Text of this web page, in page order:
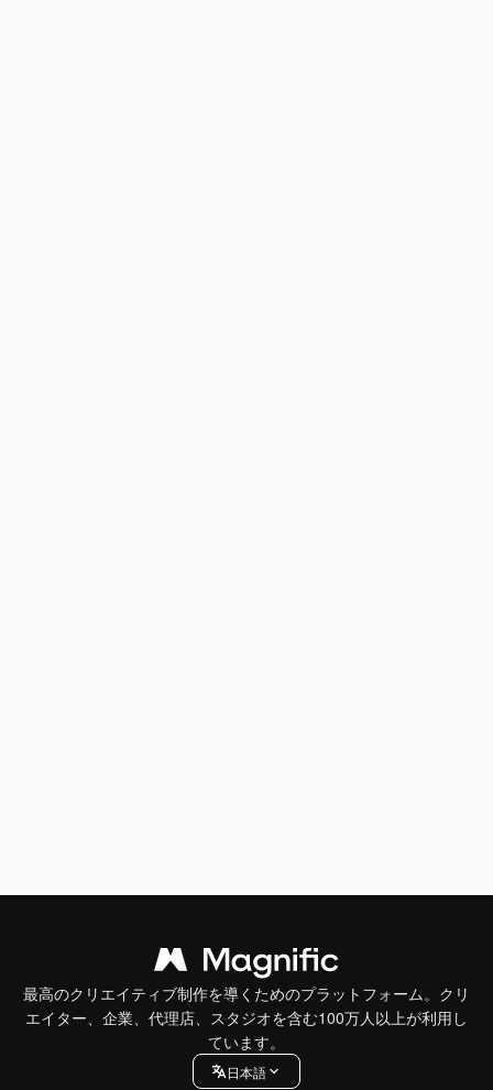
最高のクリエイティブ制作を導くためのプラットフォーム。クリ
エイター、企業、代理店、スタジオを含む100万人以上が利用し
ています。
日本語